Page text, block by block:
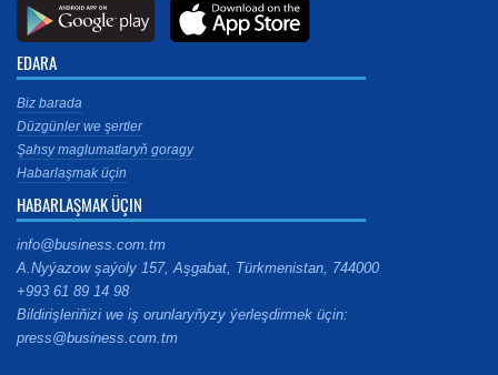
EDARA
Biz barada
Düzgünler we şertler
Şahsy maglumatlaryň goragy
Habarlaşmak üçin
HABARLAŞMAK ÜÇIN
info@business.com.tm
A.Nyýazow şaýoly 157, Aşgabat, Türkmenistan, 744000
+993 61 89 14 98
Bildirişleriňizi we iş orunlaryňyzy ýerleşdirmek üçin:
press@business.com.tm